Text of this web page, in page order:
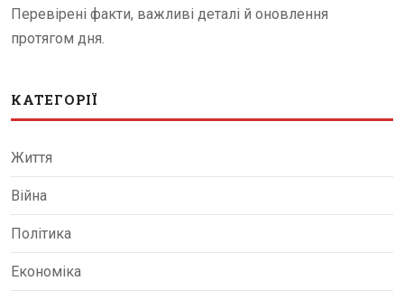
Перевірені факти, важливі деталі й оновлення
протягом дня.
КАТЕГОРІЇ
Життя
Війна
Політика
Економіка